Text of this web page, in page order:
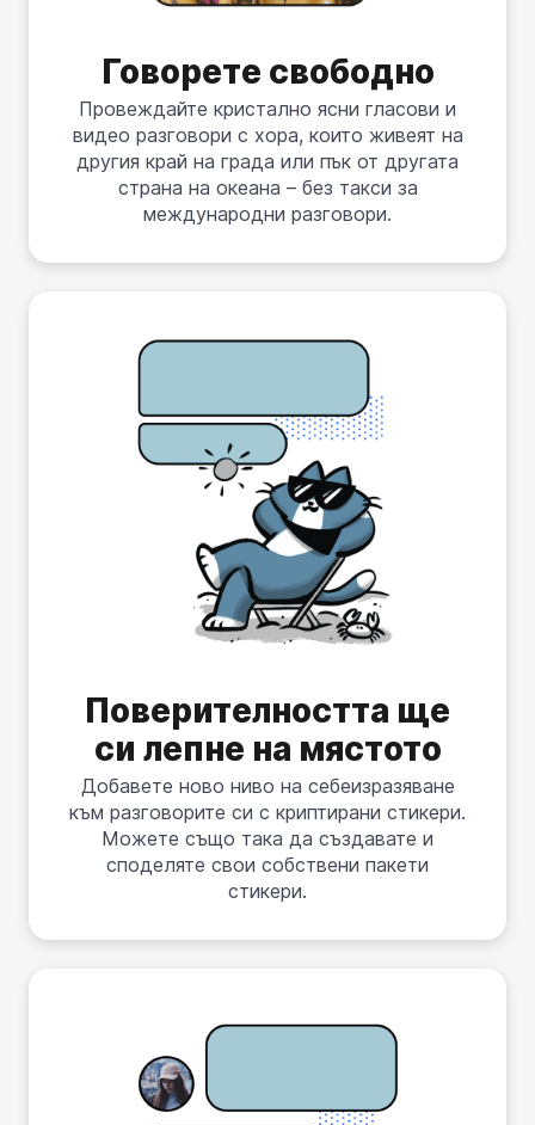
Говорете свободно
Провеждайте кристално ясни гласови и
видео разговори с хора, които живеят на
другия край на града или пък от другата
страна на океана – без такси за
международни разговори.
Поверителността ще
си лепне на мястото
Добавете ново ниво на себеизразяване
към разговорите си с криптирани стикери.
Можете също така да създавате и
споделяте свои собствени пакети
стикери.